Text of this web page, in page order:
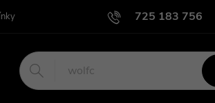
725 183 756
Podmínky užití webu Podmínky